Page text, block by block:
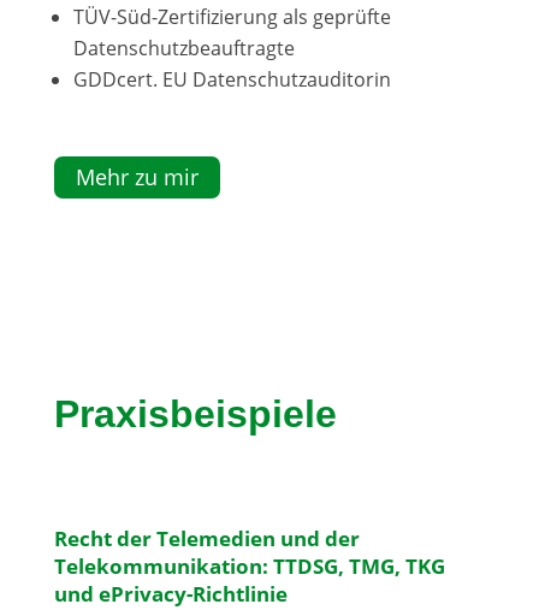
TÜV-Süd-Zertifizierung als geprüfte
Datenschutzbeauftragte
GDDcert. EU Datenschutzauditorin
Mehr zu mir
Praxisbeispiele
Recht der Telemedien und der
Telekommunikation: TTDSG, TMG, TKG
und ePrivacy-Richtlinie